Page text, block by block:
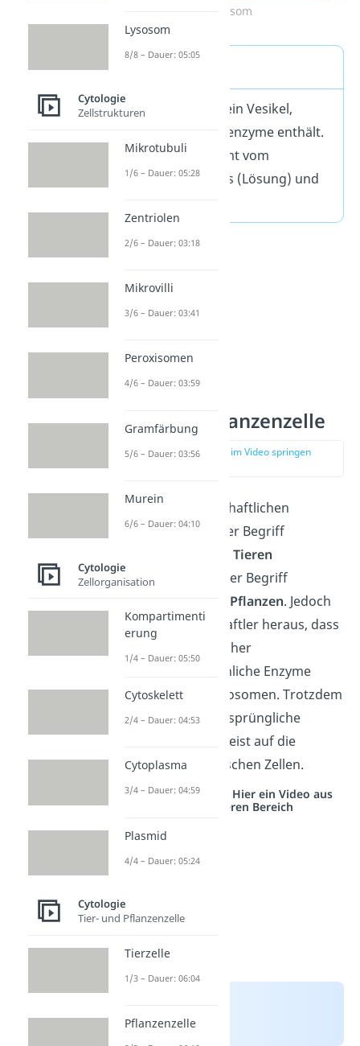
Lysosom
Ein
ist ein Vesikel,
das Verdauungsenzyme enthält.
Sein Name kommt vom
griechischen lysis (Lösung) und
Lysosom Pflanzenzelle
zur Stelle im Video springen
Nach der wissenschaftlichen
Konvention wird der Begriff
„Lysosom” nur bei Tieren
angewendet und der Begriff
” nur bei Pflanzen. Jedoch
fanden Wissenschaftler heraus, dass
die Vakuolen mancher
ähnliche Enzyme
beinhalten wie Lysosomen. Trotzdem
bezieht sich der ursprüngliche
Begriff Lysosom meist auf die
Organellen in tierischen Zellen.
Studyflix vernetzt: Hier ein Video aus
einem anderen Bereich
Lysosom
8/8 – Dauer: 05:05
Cytologie
Zellstrukturen
Mikrotubuli
1/6 – Dauer: 05:28
Zentriolen
2/6 – Dauer: 03:18
Mikrovilli
3/6 – Dauer: 03:41
Peroxisomen
4/6 – Dauer: 03:59
Gramfärbung
5/6 – Dauer: 03:56
Murein
6/6 – Dauer: 04:10
Cytologie
Zellorganisation
Kompartimenti
erung
1/4 – Dauer: 05:50
Cytoskelett
2/4 – Dauer: 04:53
Cytoplasma
3/4 – Dauer: 04:59
Plasmid
4/4 – Dauer: 05:24
Cytologie
Tier- und Pflanzenzelle
Tierzelle
1/3 – Dauer: 06:04
Pflanzenzelle